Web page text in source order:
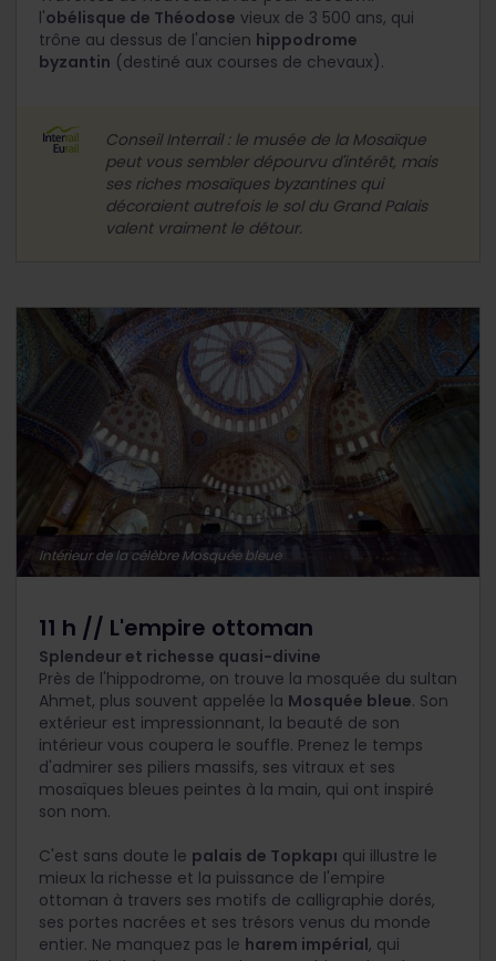
l'obélisque de Théodose vieux de 3 500 ans, qui
trône au dessus de l'ancien hippodrome
byzantin (destiné aux courses de chevaux).
Conseil Interrail : le musée de la Mosaïque
peut vous sembler dépourvu d'intérêt, mais
ses riches mosaïques byzantines qui
décoraient autrefois le sol du Grand Palais
valent vraiment le détour.
Intérieur de la célèbre Mosquée bleue
11 h // L'empire ottoman
Splendeur et richesse quasi-divine
Près de l'hippodrome, on trouve la mosquée du sultan
Ahmet, plus souvent appelée la Mosquée bleue. Son
extérieur est impressionnant, la beauté de son
intérieur vous coupera le souffle. Prenez le temps
d'admirer ses piliers massifs, ses vitraux et ses
mosaïques bleues peintes à la main, qui ont inspiré
son nom.
C'est sans doute le palais de Topkapı qui illustre le
mieux la richesse et la puissance de l'empire
ottoman à travers ses motifs de calligraphie dorés,
ses portes nacrées et ses trésors venus du monde
entier. Ne manquez pas le harem impérial, qui